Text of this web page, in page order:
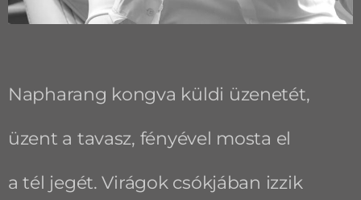
Napharang kongva küldi üzenetét,
üzent a tavasz, fényével mosta el
a tél jegét. Virágok csókjában izzik